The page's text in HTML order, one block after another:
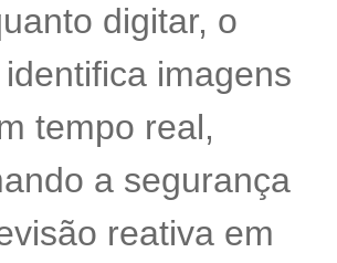
digitar, o
imagens
tempo real,
a segurança
reativa em